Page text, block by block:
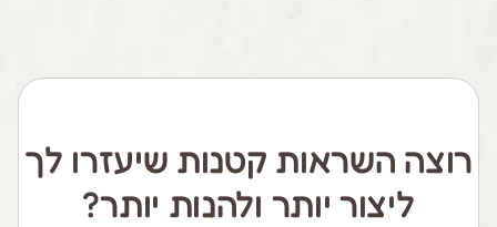
רוצה השראות קטנות שיעזרו לך
ליצור יותר ולהנות יותר?